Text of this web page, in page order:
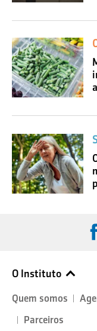
O Instituto
Quem somos
Parceiros